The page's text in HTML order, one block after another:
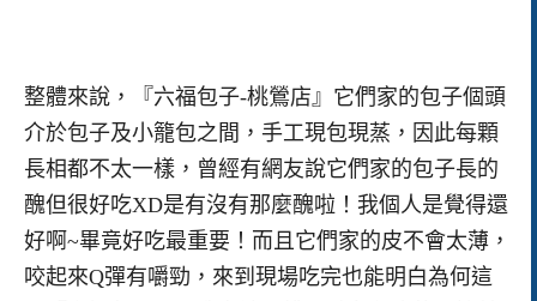
整體來說，『六福包子-桃鶯店』它們家的包子個頭
介於包子及小籠包之間，手工現包現蒸，因此每顆
長相都不太一樣，曾經有網友說它們家的包子長的
醜但很好吃XD是有沒有那麼醜啦！我個人是覺得還
好啊~畢竟好吃最重要！而且它們家的皮不會太薄，
咬起來Q彈有嚼勁，來到現場吃完也能明白為何這